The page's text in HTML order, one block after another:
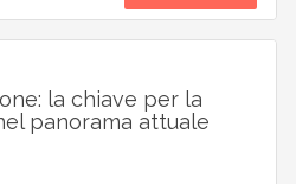
la chiave per la
panorama attuale